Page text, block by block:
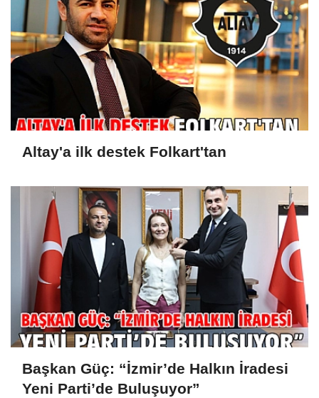
Altay'a ilk destek Folkart'tan
Başkan Güç: “İzmir’de Halkın İradesi
Yeni Parti’de Buluşuyor”